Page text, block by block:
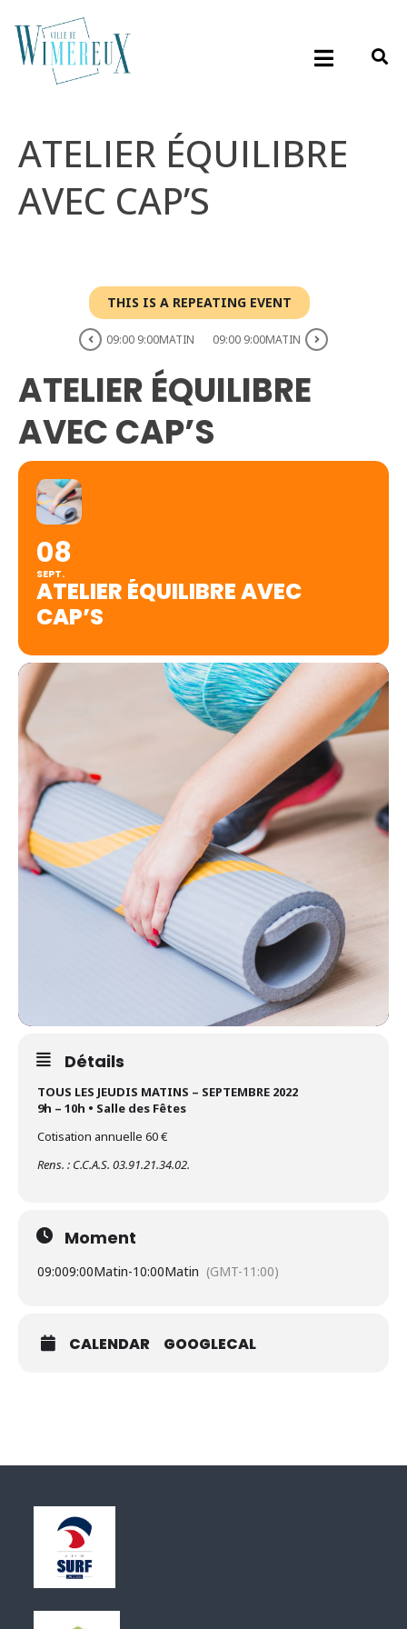
ATELIER ÉQUILIBRE
AVEC CAP’S
THIS IS A REPEATING EVENT
09:00 9:00MATIN 09:00 9:00MATIN
ATELIER ÉQUILIBRE
AVEC CAP’S
08
SEPT.
ATELIER ÉQUILIBRE AVEC
CAP’S
Détails
TOUS LES JEUDIS MATINS – SEPTEMBRE 2022
9h – 10h • Salle des Fêtes
Cotisation annuelle 60 €
Rens. : C.C.A.S. 03.91.21.34.02.
Moment
09:009:00Matin-10:00Matin (GMT-11:00)
CALENDAR GOOGLECAL